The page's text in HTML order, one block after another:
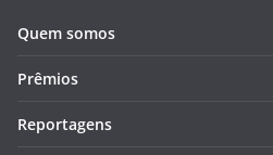
Quem somos
Prêmios
Reportagens